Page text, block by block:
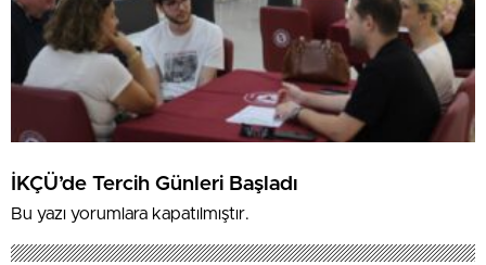
İKÇÜ’de Tercih Günleri Başladı
Bu yazı yorumlara kapatılmıştır.